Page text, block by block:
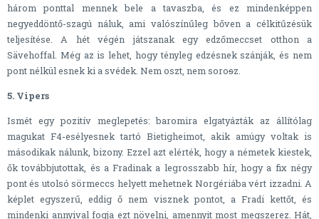
három ponttal mennek bele a tavaszba, és ez mindenképpen
negyeddöntő-szagú náluk, ami valószínűleg bőven a célkitűzésük
teljesítése. A hét végén játszanak egy edzőmeccset otthon a
Sävehoffal. Még az is lehet, hogy tényleg edzésnek szánják, és nem
pont nélkül esnek ki a svédek. Nem oszt, nem sorosz.
5. Vipers
Ismét egy pozitív meglepetés: baromira elgatyázták az állítólag
magukat F4-esélyesnek tartó Bietigheimot, akik amúgy voltak is
másodikak nálunk, bizony. Ezzel azt elérték, hogy a németek kiestek,
ők továbbjutottak, és a Fradinak a legrosszabb hír, hogy a fix négy
pont és utolsó sörmeccs helyett mehetnek Norgériába vért izzadni. A
képlet egyszerű, eddig ő nem visznek pontot, a Fradi kettőt, és
mindenki annyival fogja ezt növelni, amennyit most megszerez. Hát,